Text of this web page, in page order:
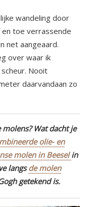
wandeling door
en toe verrassende
net aangeaard.
over waar ik
Nooit
daarvandaan zo
Wat dacht je
olie- en
molen in Beeselin
langsde molen
getekend is.